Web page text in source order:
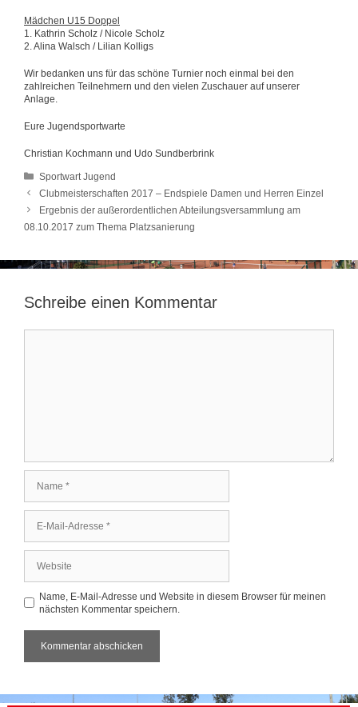
Mädchen U15 Doppel
1. Kathrin Scholz / Nicole Scholz
2. Alina Walsch / Lilian Kolligs
Wir bedanken uns für das schöne Turnier noch einmal bei den
zahlreichen Teilnehmern und den vielen Zuschauer auf unserer
Anlage.
Eure Jugendsportwarte
Christian Kochmann und Udo Sundberbrink
Kategorien
Sportwart Jugend
Clubmeisterschaften 2017 – Endspiele Damen und Herren Einzel
Ergebnis der außerordentlichen Abteilungsversammlung am
08.10.2017 zum Thema Platzsanierung
Schreibe einen Kommentar
Mail-
Adresse
Name, E-Mail-Adresse und Website in diesem Browser für meinen
nächsten Kommentar speichern.